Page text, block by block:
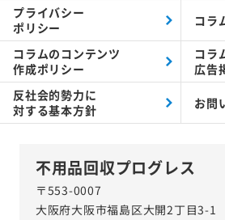
不用品回収プログレス
〒553-0007
大阪府大阪市福島区大開2丁目3-1
プライバシー
ポリシー
コラ
コラムの コンテンツ
作成ポリシー
コラ
広告
反社会的勢力に
対する基本方針 お問